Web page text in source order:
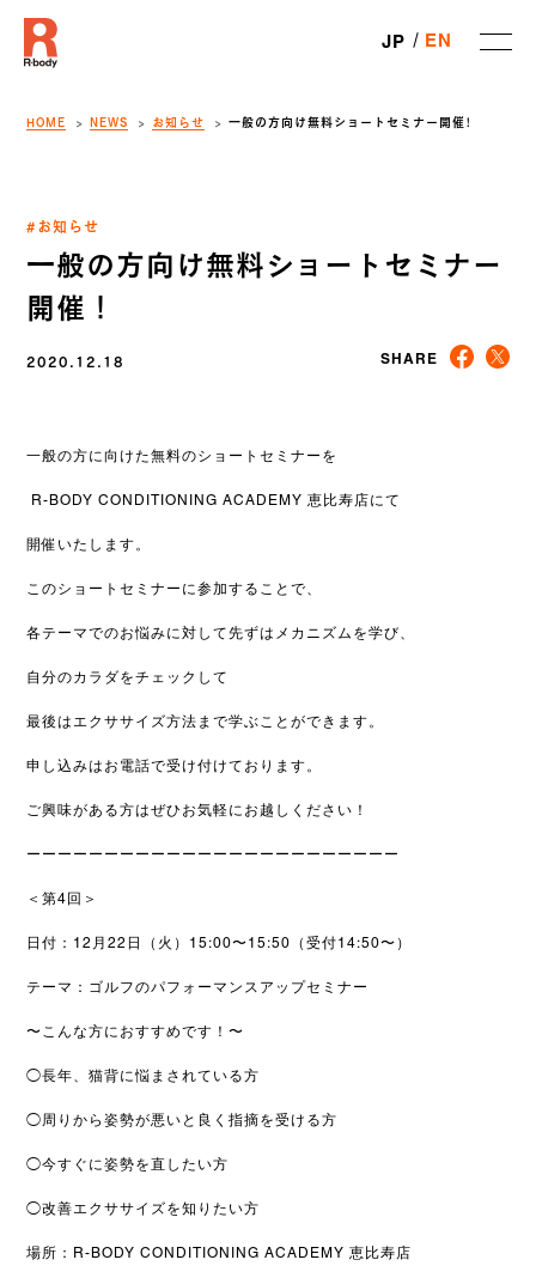
JP EN
HOME NEWS お知らせ 一般の方向け無料ショートセミナー開催！
#お知らせ
一般の方向け無料ショートセミナー
開催！
2020.12.18 SHARE
一般の方に向けた無料のショートセミナーを
R-BODY CONDITIONING ACADEMY 恵比寿店にて
開催いたします。
このショートセミナーに参加することで、
各テーマでのお悩みに対して先ずはメカニズムを学び、
自分のカラダをチェックして
最後はエクササイズ方法まで学ぶことができます。
申し込みはお電話で受け付けております。
ご興味がある方はぜひお気軽にお越しください！
ーーーーーーーーーーーーーーーーーーーーーーーー
＜第4回＞
日付：12月22日（火）15:00〜15:50（受付14:50〜）
テーマ：ゴルフのパフォーマンスアップセミナー
〜こんな方におすすめです！〜
◯長年、猫背に悩まされている方
◯周りから姿勢が悪いと良く指摘を受ける方
◯今すぐに姿勢を直したい方
◯改善エクササイズを知りたい方
場所：R-BODY CONDITIONING ACADEMY 恵比寿店